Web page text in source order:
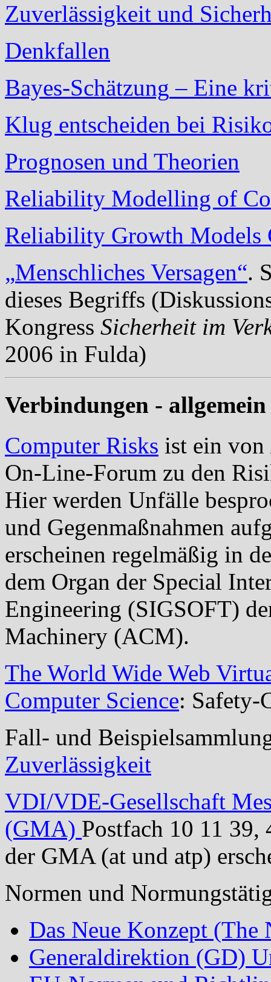
Zuverlässigkeit und
Denkfallen
Bayes-Schätzung – Eine
Klug entscheiden bei
Prognosen und Theorien
Reliability Modelling of
Reliability Growth Models
„Menschliches Versagen“.
dieses Begriffs
Kongress Sicherheit im
2006 in Fulda)
Verbindungen - allgemein
Computer Risks ist ein von
On-Line-Forum zu den
Hier werden Unfälle
und Gegenmaßnahmen
erscheinen regelmäßig in
dem Organ der Special
Engineering (SIGSOFT)
Machinery (ACM).
The World Wide Web
Computer Science: Safety-
Fall- und
Zuverlässigkeit
VDI/VDE-Gesellschaft
(GMA) Postfach 10 11 39,
der GMA (at und atp)
Normen und
Das Neue Konzept (The
Generaldirektion (GD)